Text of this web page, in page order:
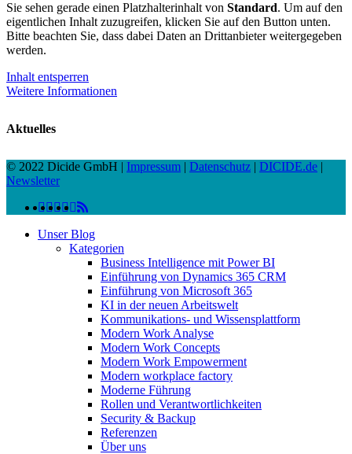
Sie sehen gerade einen Platzhalterinhalt von Standard. Um auf den
eigentlichen Inhalt zuzugreifen, klicken Sie auf den Button unten.
Bitte beachten Sie, dass dabei Daten an Drittanbieter weitergegeben
werden.
Inhalt entsperren
Weitere Informationen
Aktuelles
© 2022 Dicide GmbH | Impressum | Datenschutz | DICIDE.de |
Newsletter
twitter
facebook
linkedinyoutube
RSS
instagram
spotify
vk
Close
Unser Blog
Kategorien
Business Intelligence mit Power BI
Einführung von Dynamics 365 CRM
Einführung von Microsoft 365
KI in der neuen Arbeitswelt
Kommunikations- und Wissensplattform
Modern Work Analyse
Modern Work Concepts
Modern Work Empowerment
Modern workplace factory
Moderne Führung
Rollen und Verantwortlichkeiten
Security & Backup
Referenzen
Über uns